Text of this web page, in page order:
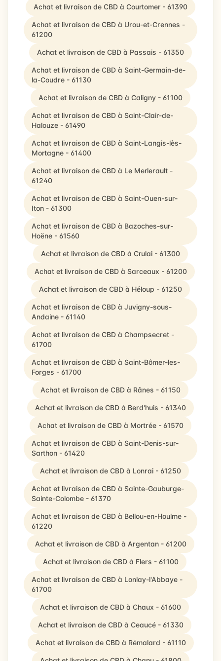
Achat et livraison de CBD à Courtomer - 61390
Achat et livraison de CBD à Urou-et-Crennes -
61200
Achat et livraison de CBD à Passais - 61350
Achat et livraison de CBD à Saint-Germain-de-
la-Coudre - 61130
Achat et livraison de CBD à Caligny - 61100
Achat et livraison de CBD à Saint-Clair-de-
Halouze - 61490
Achat et livraison de CBD à Saint-Langis-lès-
Mortagne - 61400
Achat et livraison de CBD à Le Merlerault -
61240
Achat et livraison de CBD à Saint-Ouen-sur-
Iton - 61300
Achat et livraison de CBD à Bazoches-sur-
Hoëne - 61560
Achat et livraison de CBD à Crulai - 61300
Achat et livraison de CBD à Sarceaux - 61200
Achat et livraison de CBD à Héloup - 61250
Achat et livraison de CBD à Juvigny-sous-
Andaine - 61140
Achat et livraison de CBD à Champsecret -
61700
Achat et livraison de CBD à Saint-Bômer-les-
Forges - 61700
Achat et livraison de CBD à Rânes - 61150
Achat et livraison de CBD à Berd'huis - 61340
Achat et livraison de CBD à Mortrée - 61570
Achat et livraison de CBD à Saint-Denis-sur-
Sarthon - 61420
Achat et livraison de CBD à Lonrai - 61250
Achat et livraison de CBD à Sainte-Gauburge-
Sainte-Colombe - 61370
Achat et livraison de CBD à Bellou-en-Houlme -
61220
Achat et livraison de CBD à Argentan - 61200
Achat et livraison de CBD à Flers - 61100
Achat et livraison de CBD à Lonlay-l'Abbaye -
61700
Achat et livraison de CBD à Chaux - 61600
Achat et livraison de CBD à Ceaucé - 61330
Achat et livraison de CBD à Rémalard - 61110